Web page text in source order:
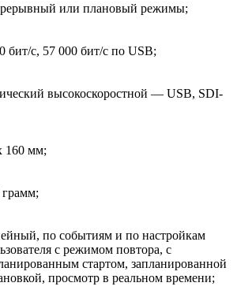
или плановый режимы;
бит/с, 57 000 бит/с по USB;
высокоскоростной — USB, SDI-
160 мм;
грамм;
по событиям и по настройкам
с режимом повтора, с
стартом, запланированной
просмотр в реальном времени;